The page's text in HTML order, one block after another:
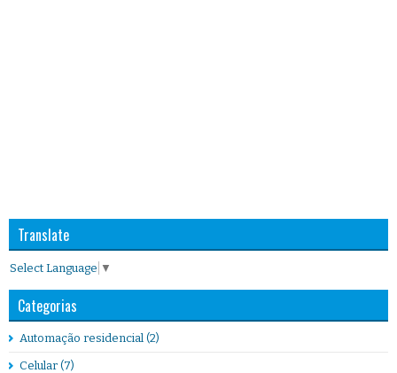
Translate
Select Language ▼
Categorias
Automação residencial (2)
Celular (7)